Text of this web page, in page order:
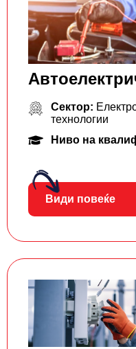
Сектор:
технологии
Ниво на
Види повеќе